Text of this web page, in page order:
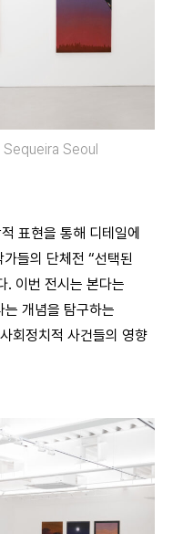
Seoul
표현을 통해 디테일에
들의 단체전 “선택된
이번 전시는 본다는
개념을 탐구하는
회정치적 사건들의 영향